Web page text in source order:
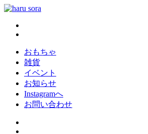
コ
haru sora
新しいharusoraもよろしくおねがいします
おもちゃ
雑貨
イベント
お知らせ
Instagramへ
お問い合わせ